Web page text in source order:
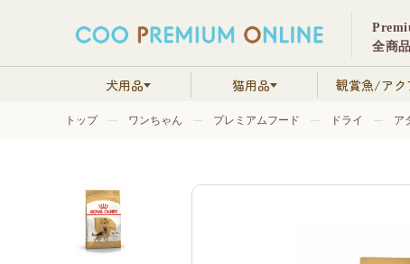
全商
犬用品 猫用品 観賞魚/アク
トップ ワンちゃん プレミアムフード ドライ ア